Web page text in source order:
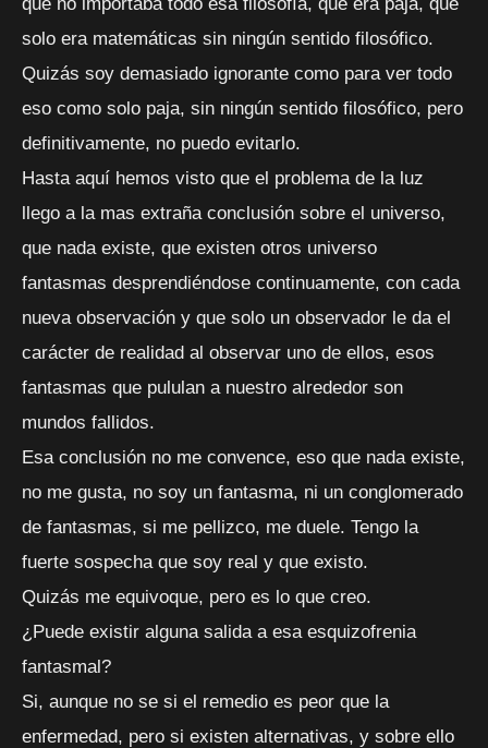
solo era matemáticas sin ningún sentido filosófico.
Quizás soy demasiado ignorante como para ver todo
eso como solo paja, sin ningún sentido filosófico, pero
definitivamente, no puedo evitarlo.
Hasta aquí hemos visto que el problema de la luz
llego a la mas extraña conclusión sobre el universo,
que nada existe, que existen otros universo
fantasmas desprendiéndose continuamente, con cada
nueva observación y que solo un observador le da el
carácter de realidad al observar uno de ellos, esos
fantasmas que pululan a nuestro alrededor son
mundos fallidos.
Esa conclusión no me convence, eso que nada existe,
no me gusta, no soy un fantasma, ni un conglomerado
de fantasmas, si me pellizco, me duele. Tengo la
fuerte sospecha que soy real y que existo.
Quizás me equivoque, pero es lo que creo.
¿Puede existir alguna salida a esa esquizofrenia
fantasmal?
Si, aunque no se si el remedio es peor que la
enfermedad, pero si existen alternativas, y sobre ello